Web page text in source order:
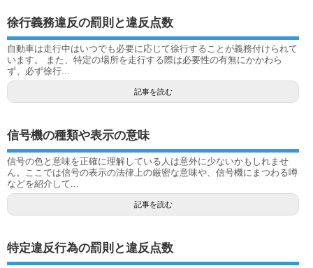
徐行義務違反の罰則と違反点数
自動車は走行中はいつでも必要に応じて徐行することが義務付けられて
います。 また、特定の場所を走行する際は必要性の有無にかかわら
ず、必ず徐行...
記事を読む
信号機の種類や表示の意味
信号の色と意味を正確に理解している人は意外に少ないかもしれませ
ん。ここでは信号の表示の法律上の厳密な意味や、信号機にまつわる噂
などを紹介して...
記事を読む
特定違反行為の罰則と違反点数